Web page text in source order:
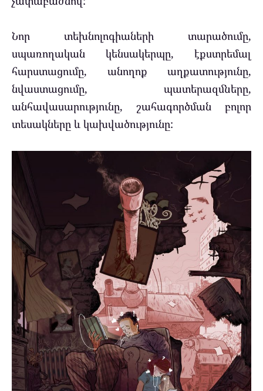
Նոր տեխնոլոգիաների տարածումը,
սպառողական կենսակերպը, էքստրեմալ
հարստացումը, անողոք աղքատությունը,
նվաստացումը, պատերազմները,
անհավասարությունը, շահագործման բոլոր
տեսակները և կախվածությունը: